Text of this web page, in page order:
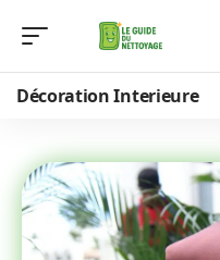
Décoration Interieure